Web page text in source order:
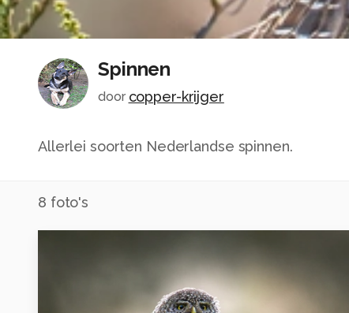
Spinnen
door copper-krijger
Allerlei soorten Nederlandse spinnen.
8 foto's